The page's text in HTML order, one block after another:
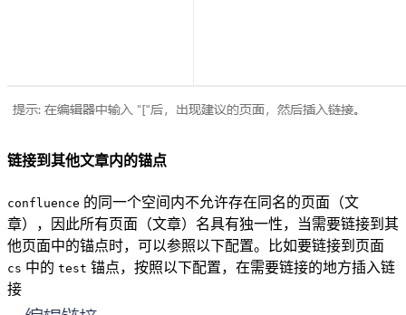
链接到其他文章内的锚点
confluence 的同一个空间内不允许存在同名的页面（文
章），因此所有页面（文章）名具有独一性，当需要链接到其
他页面中的锚点时，可以参照以下配置。比如要链接到页面
cs 中的 test 锚点，按照以下配置，在需要链接的地方插入链
接